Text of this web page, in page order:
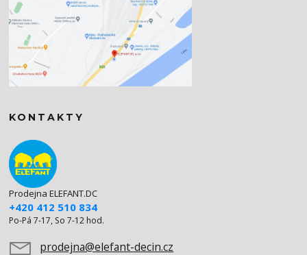
KONTAKTY
Prodejna ELEFANT.DC
+420 412 510 834
Po-Pá 7-17, So 7-12 hod.
prodejna@elefant-decin.cz